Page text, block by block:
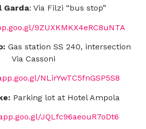
Garda: Via Filzi “bus stop”
9ZUXKMKX4eRC8uNTA
Gas station SS 240, intersection
Via Cassoni
NLirYwTC5fnGSP5S8
Parking lot at Hotel Ampola
JQLfc96aeouR7oDt6